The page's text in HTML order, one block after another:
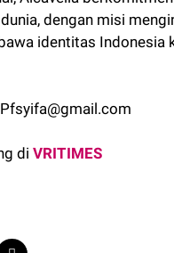
dengan misi
identitas Indonesia
di VRITIMES